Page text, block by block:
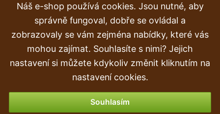
Reklamace
Doprava a doručení
Objednávka
Náš e-shop používá cookies. Jsou nutné, aby
správně fungoval, dobře se ovládal a
zobrazovaly se vám zejména nabídky, které vás
mohou zajímat. Souhlasíte s nimi? Jejich
nastavení si můžete kdykoliv změnit kliknutím na
nastavení cookies.
Souhlasím